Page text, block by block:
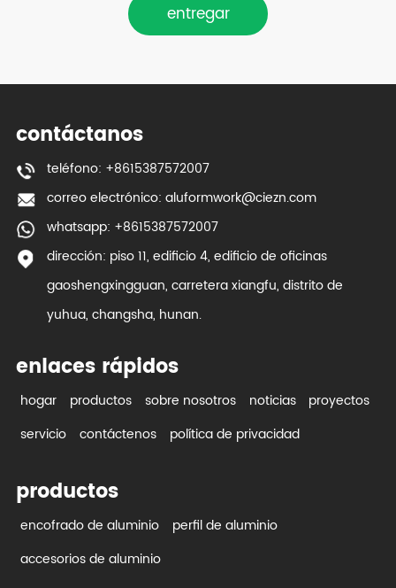
entregar
contáctanos
teléfono: +8615387572007
correo electrónico: aluformwork@ciezn.com
whatsapp: +8615387572007
dirección: piso 11, edificio 4, edificio de oficinas
gaoshengxingguan, carretera xiangfu, distrito de
yuhua, changsha, hunan.
enlaces rápidos
hogar productos sobre nosotros noticias
proyectos
servicio
contáctenos política de privacidad
productos
encofrado de aluminio
perfil de aluminio
accesorios de aluminio